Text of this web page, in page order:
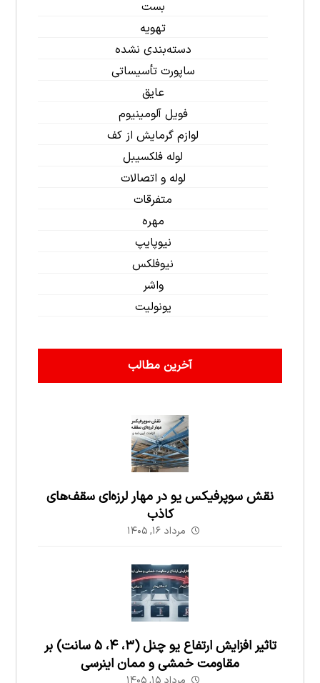
بست
تهویه
دسته‌بندی نشده
ساپورت تأسیساتی
عایق
فویل آلومینیوم
لوازم گرمایش از کف
لوله فلکسیبل
لوله و اتصالات
متفرقات
مهره
نیوپایپ
نیوفلکس
واشر
یونولیت
آخرین مطالب
نقش سوپرفیکس یو در مهار لرزه‌ای سقف‌های
کاذب
مرداد ۱۶, ۱۴۰۵
تاثیر افزایش ارتفاع یو چنل (۳، ۴، ۵ سانت) بر
مقاومت خمشی و ممان اینرسی